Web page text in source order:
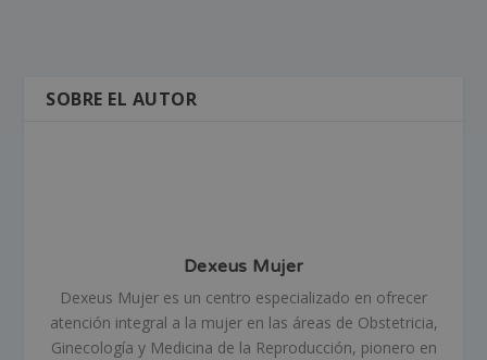
SOBRE EL AUTOR
Dexeus Mujer
Dexeus Mujer es un centro especializado en ofrecer
atención integral a la mujer en las áreas de Obstetricia,
Ginecología y Medicina de la Reproducción, pionero en